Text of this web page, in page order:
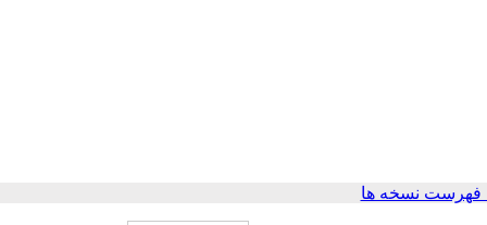
فهرست نسخه ها